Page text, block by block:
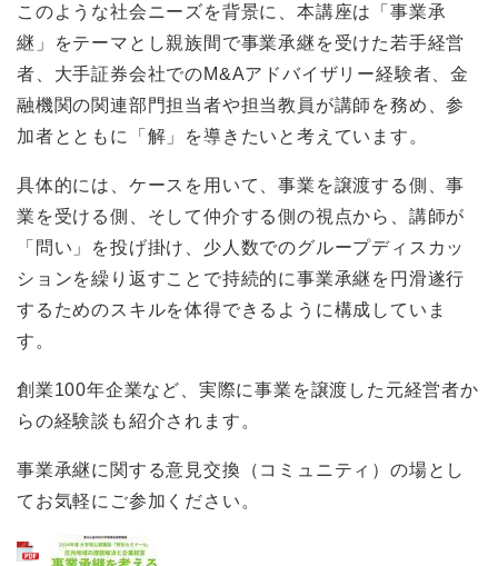
このような社会ニーズを背景に、本講座は「事業承
継」をテーマとし親族間で事業承継を受けた若手経営
者、大手証券会社でのM&Aアドバイザリー経験者、金
融機関の関連部門担当者や担当教員が講師を務め、参
加者とともに「解」を導きたいと考えています。
具体的には、ケースを用いて、事業を譲渡する側、事
業を受ける側、そして仲介する側の視点から、講師が
「問い」を投げ掛け、少人数でのグループディスカッ
ションを繰り返すことで持続的に事業承継を円滑遂行
するためのスキルを体得できるように構成していま
す。
創業100年企業など、実際に事業を譲渡した元経営者か
らの経験談も紹介されます。
事業承継に関する意見交換（コミュニティ）の場とし
てお気軽にご参加ください。